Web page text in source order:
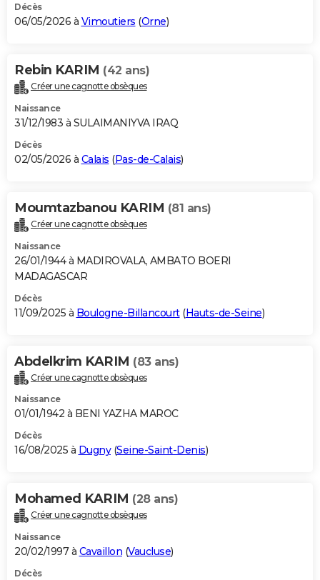
S'inscrire
Se connecter
Lycées
Collèges
Primaires
Universités
Entreprises
Service militaire
Avis de recherche
AVIS DE DÉCÈS
Bricolage
Lifestyle
Culture
Sport
Auto
Television
Voyage
Cinema
Décès
06/05/2026 à Vimoutiers (Orne)
Rebin KARIM (42 ans)
Créer une cagnotte obsèques
Naissance
31/12/1983 à SULAIMANIYVA IRAQ
Décès
02/05/2026 à Calais (Pas-de-Calais)
Moumtazbanou KARIM (81 ans)
Créer une cagnotte obsèques
Naissance
26/01/1944 à MADIROVALA, AMBATO BOERI
MADAGASCAR
Décès
11/09/2025 à Boulogne-Billancourt(Hauts-de-Seine)
Abdelkrim KARIM (83 ans)
Créer une cagnotte obsèques
Naissance
01/01/1942 à BENI YAZHA MAROC
Décès
16/08/2025 à Dugny(Seine-Saint-Denis)
Mohamed KARIM (28 ans)
Créer une cagnotte obsèques
Naissance
20/02/1997 à Cavaillon (Vaucluse)
Décès